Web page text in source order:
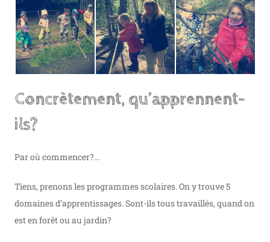
Concrètement, qu’apprennent-
ils?
Par où commencer?…
Tiens, prenons les programmes scolaires. On y trouve 5
domaines d’apprentissages. Sont-ils tous travaillés, quand on
est en forêt ou au jardin?